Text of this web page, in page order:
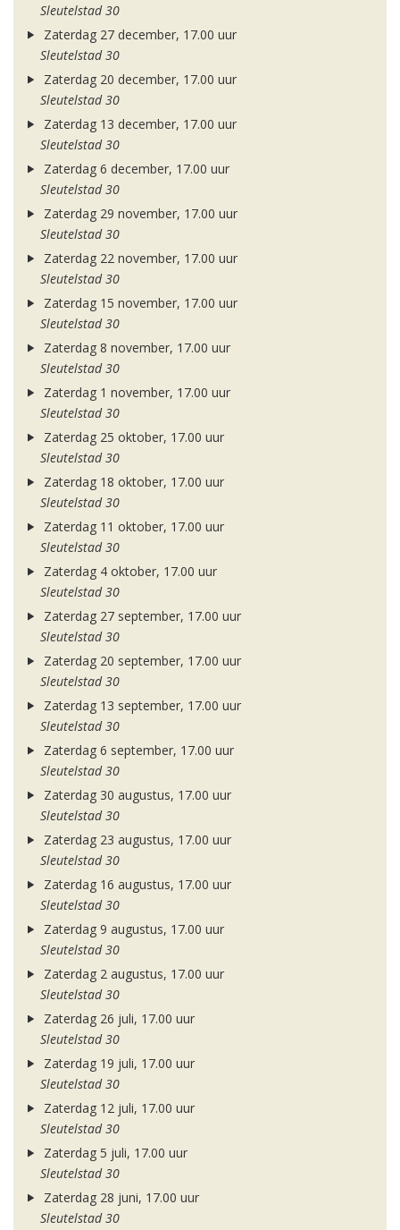
Sleutelstad 30
Zaterdag 27 december, 17.00 uur
Sleutelstad 30
Zaterdag 20 december, 17.00 uur
Sleutelstad 30
Zaterdag 13 december, 17.00 uur
Sleutelstad 30
Zaterdag 6 december, 17.00 uur
Sleutelstad 30
Zaterdag 29 november, 17.00 uur
Sleutelstad 30
Zaterdag 22 november, 17.00 uur
Sleutelstad 30
Zaterdag 15 november, 17.00 uur
Sleutelstad 30
Zaterdag 8 november, 17.00 uur
Sleutelstad 30
Zaterdag 1 november, 17.00 uur
Sleutelstad 30
Zaterdag 25 oktober, 17.00 uur
Sleutelstad 30
Zaterdag 18 oktober, 17.00 uur
Sleutelstad 30
Zaterdag 11 oktober, 17.00 uur
Sleutelstad 30
Zaterdag 4 oktober, 17.00 uur
Sleutelstad 30
Zaterdag 27 september, 17.00 uur
Sleutelstad 30
Zaterdag 20 september, 17.00 uur
Sleutelstad 30
Zaterdag 13 september, 17.00 uur
Sleutelstad 30
Zaterdag 6 september, 17.00 uur
Sleutelstad 30
Zaterdag 30 augustus, 17.00 uur
Sleutelstad 30
Zaterdag 23 augustus, 17.00 uur
Sleutelstad 30
Zaterdag 16 augustus, 17.00 uur
Sleutelstad 30
Zaterdag 9 augustus, 17.00 uur
Sleutelstad 30
Zaterdag 2 augustus, 17.00 uur
Sleutelstad 30
Zaterdag 26 juli, 17.00 uur
Sleutelstad 30
Zaterdag 19 juli, 17.00 uur
Sleutelstad 30
Zaterdag 12 juli, 17.00 uur
Sleutelstad 30
Zaterdag 5 juli, 17.00 uur
Sleutelstad 30
Zaterdag 28 juni, 17.00 uur
Sleutelstad 30